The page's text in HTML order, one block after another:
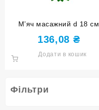
Фільтри
М’яч масажний d 18 см
зелений надувний D18
(150Гр)-З
136,08 ₴
Додати в кошик